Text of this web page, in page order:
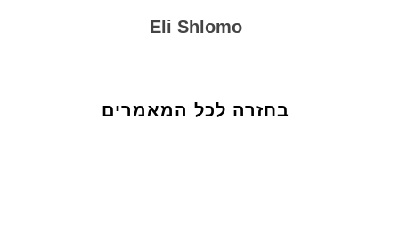
Eli Shlomo
בחזרה לכל המאמרים